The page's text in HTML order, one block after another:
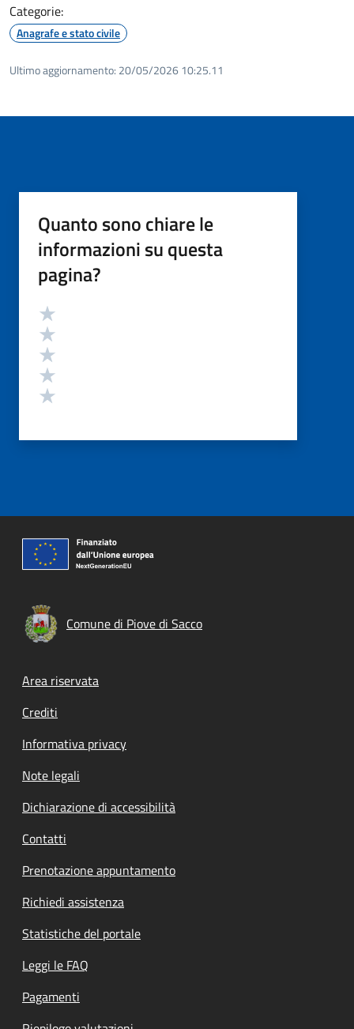
Categorie:
Anagrafe e stato civile
Ultimo aggiornamento: 20/05/2026 10:25.11
Quanto sono chiare le
informazioni su questa
pagina?
Valutazione
Comune di Piove di Sacco
Footer menu
Area riservata
Crediti
Informativa privacy
Note legali
Dichiarazione di accessibilità
Contatti
Prenotazione appuntamento
Richiedi assistenza
Statistiche del portale
Leggi le FAQ
Pagamenti